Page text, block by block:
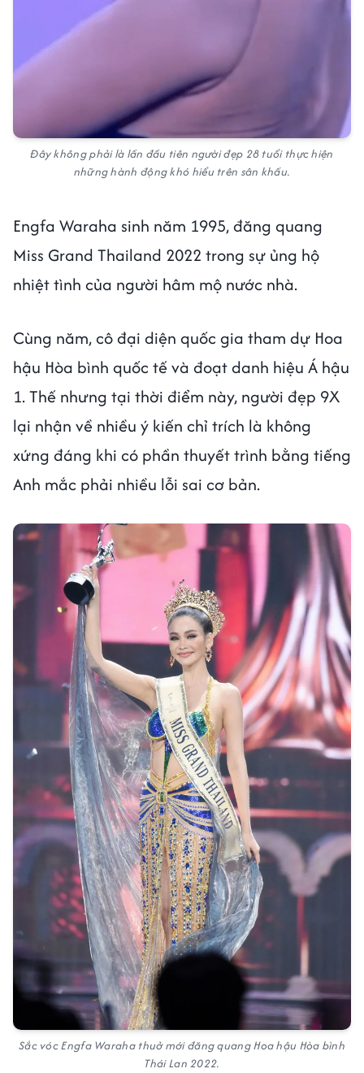
Đây không phải là lần đầu tiên người đẹp 28 tuổi thực hiện
những hành động khó hiểu trên sân khấu.
Engfa Waraha sinh năm 1995, đăng quang
Miss Grand Thailand 2022 trong sự ủng hộ
nhiệt tình của người hâm mộ nước nhà.
Cùng năm, cô đại diện quốc gia tham dự Hoa
hậu Hòa bình quốc tế và đoạt danh hiệu Á hậu
1. Thế nhưng tại thời điểm này, người đẹp 9X
lại nhận về nhiều ý kiến chỉ trích là không
xứng đáng khi có phần thuyết trình bằng tiếng
Anh mắc phải nhiều lỗi sai cơ bản.
Sắc vóc Engfa Waraha thuở mới đăng quang Hoa hậu Hòa bình
Thái Lan 2022.